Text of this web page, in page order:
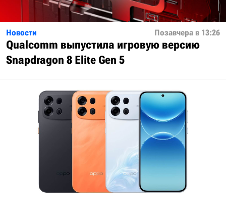
Новости Позавчера в 13:26
Qualcomm выпустила игровую версию
Snapdragon 8 Elite Gen 5